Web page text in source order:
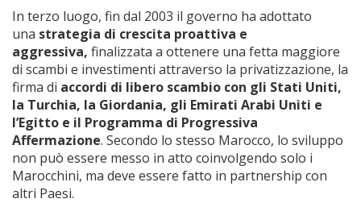
In terzo luogo, fin dal 2003 il governo ha adottato
una strategia di crescita proattiva e
aggressiva, finalizzata a ottenere una fetta maggiore
di scambi e investimenti attraverso la privatizzazione, la
firma di accordi di libero scambio con gli Stati Uniti,
la Turchia, la Giordania, gli Emirati Arabi Uniti e
l’Egitto e il Programma di Progressiva
Affermazione. Secondo lo stesso Marocco, lo sviluppo
non può essere messo in atto coinvolgendo solo i
Marocchini, ma deve essere fatto in partnership con
altri Paesi.